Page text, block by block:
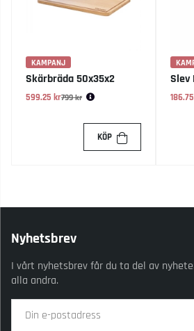
KAMPANJ
Skärbräda 50x35x2
599.25 kr
Ordinarie pris:
799 kr
KÖP
Slev
Nyhetsbrev
I vårt nyhetsbrev får du ta del av
alla andra.